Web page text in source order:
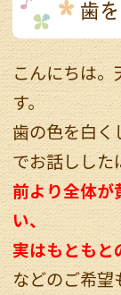
歯
こんにちは
す。
歯の色を白く
でお話しした
前より全体が
い、
実はもともと
などのご希望